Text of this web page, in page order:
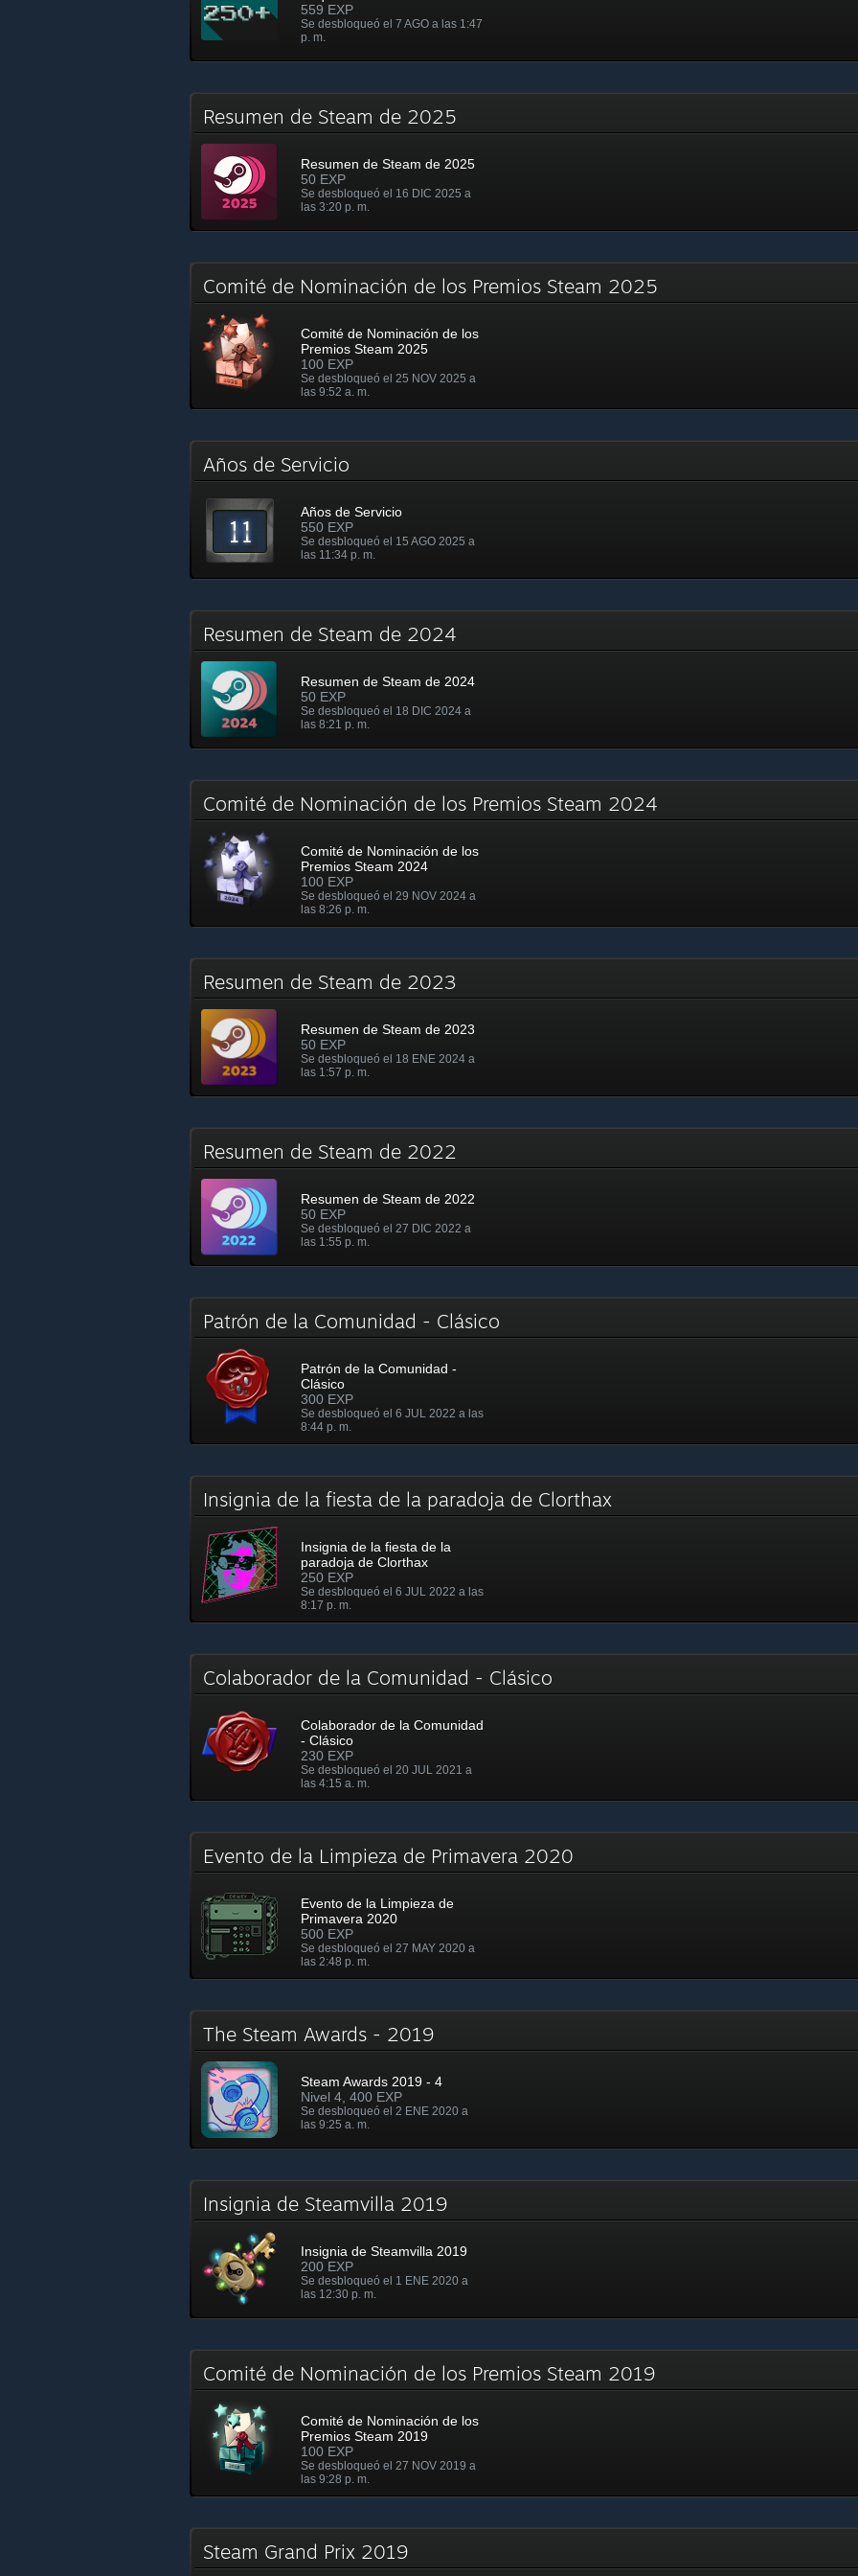
559 EXP
Se desbloqueó el 7 AGO a las 1:47
p. m.
Resumen de Steam de 2025
Resumen de Steam de 2025
50 EXP
Se desbloqueó el 16 DIC 2025 a
las 3:20 p. m.
Comité de Nominación de los Premios Steam 2025
Comité de Nominación de los
Premios Steam 2025
100 EXP
Se desbloqueó el 25 NOV 2025 a
las 9:52 a. m.
Años de Servicio
Años de Servicio
550 EXP
Se desbloqueó el 15 AGO 2025 a
las 11:34 p. m.
Resumen de Steam de 2024
Resumen de Steam de 2024
50 EXP
Se desbloqueó el 18 DIC 2024 a
las 8:21 p. m.
Comité de Nominación de los Premios Steam 2024
Comité de Nominación de los
Premios Steam 2024
100 EXP
Se desbloqueó el 29 NOV 2024 a
las 8:26 p. m.
Resumen de Steam de 2023
Resumen de Steam de 2023
50 EXP
Se desbloqueó el 18 ENE 2024 a
las 1:57 p. m.
Resumen de Steam de 2022
Resumen de Steam de 2022
50 EXP
Se desbloqueó el 27 DIC 2022 a
las 1:55 p. m.
Patrón de la Comunidad - Clásico
Patrón de la Comunidad -
Clásico
300 EXP
Se desbloqueó el 6 JUL 2022 a las
8:44 p. m.
Insignia de la fiesta de la paradoja de Clorthax
Insignia de la fiesta de la
paradoja de Clorthax
250 EXP
Se desbloqueó el 6 JUL 2022 a las
8:17 p. m.
Colaborador de la Comunidad - Clásico
Colaborador de la Comunidad
- Clásico
230 EXP
Se desbloqueó el 20 JUL 2021 a
las 4:15 a. m.
Evento de la Limpieza de Primavera 2020
Evento de la Limpieza de
Primavera 2020
500 EXP
Se desbloqueó el 27 MAY 2020 a
las 2:48 p. m.
The Steam Awards - 2019
Steam Awards 2019 - 4
Nivel 4, 400 EXP
Se desbloqueó el 2 ENE 2020 a
las 9:25 a. m.
Insignia de Steamvilla 2019
Insignia de Steamvilla 2019
200 EXP
Se desbloqueó el 1 ENE 2020 a
las 12:30 p. m.
Comité de Nominación de los Premios Steam 2019
Comité de Nominación de los
Premios Steam 2019
100 EXP
Se desbloqueó el 27 NOV 2019 a
las 9:28 p. m.
Steam Grand Prix 2019